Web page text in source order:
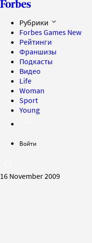
Рубрики
Forbes Games New
Рейтинги
Франшизы
Подкасты
Видео
Life
Woman
Sport
Young
Войти
16 November 2009